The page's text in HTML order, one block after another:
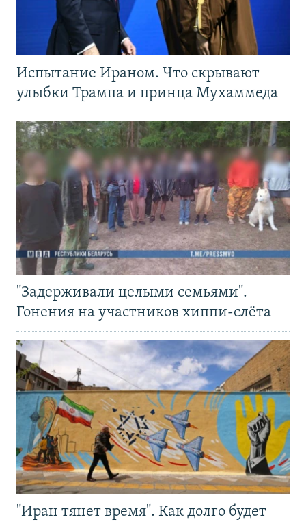
Испытание Ираном. Что скрывают
улыбки Трампа и принца Мухаммеда
"Задерживали целыми семьями".
Гонения на участников хиппи-слёта
"Иран тянет время". Как долго будет